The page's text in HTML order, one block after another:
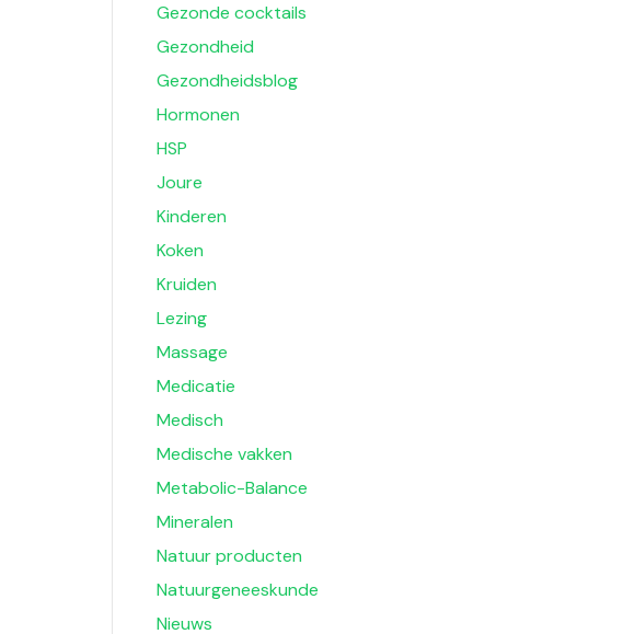
Gezonde cocktails
Gezondheid
Gezondheidsblog
Hormonen
HSP
Joure
Kinderen
Koken
Kruiden
Lezing
Massage
Medicatie
Medisch
Medische vakken
Metabolic-Balance
Mineralen
Natuur producten
Natuurgeneeskunde
Nieuws